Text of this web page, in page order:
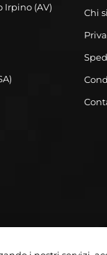
Irpino (AV)
Chi